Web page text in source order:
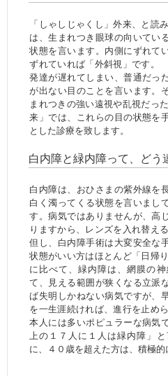
「しゃしじゃくし」外来、と
は、生まれつき眼球の向いてい
状態を言います。内側にずれて
ずれていれば「外斜視」です
発達が遅れてしまい、普通だっ
が出ない目のことを言います。
まれつきの強い遠視や乱視だ
来」では、これらの目の状態を
とした診療を致します。
白内障と緑内障って、どう
白内障は、おひさまの紫外線を
白く濁ってくる状態を言いまし
す。病気ではありませんが、高
りますから、レンズを入れ替え
但し、白内障手術は大変安全な
状態がいい方はほとんど「日
に比べて、緑内障は、網膜の
て、見える範囲が狭くなる立派
ば失明しかねない病気ですが、
を一生涯続ければ、進行を止め
本人には多いポピュラーな病気
上の１７人に１人は緑内障」
に、４０歳を超えた方は、積極的